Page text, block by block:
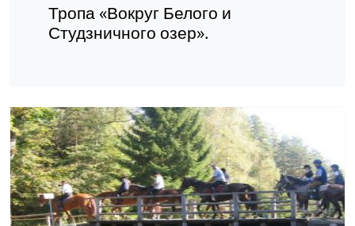
Тропа «Вокруг Белого и
Студзничного озер».